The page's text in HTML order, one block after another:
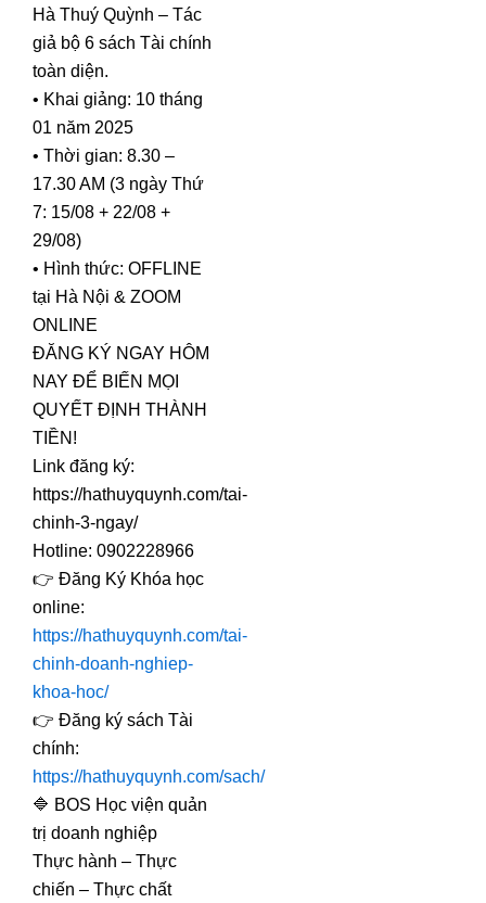
Hà Thuý Quỳnh – Tác
giả bộ 6 sách Tài chính
toàn diện.
• Khai giảng: 10 tháng
01 năm 2025
• Thời gian: 8.30 –
17.30 AM (3 ngày Thứ
7: 15/08 + 22/08 +
29/08)
• Hình thức: OFFLINE
tại Hà Nội & ZOOM
ONLINE
ĐĂNG KÝ NGAY HÔM
NAY ĐỂ BIẾN MỌI
QUYẾT ĐỊNH THÀNH
TIỀN!
Link đăng ký:
https://hathuyquynh.com/tai-
chinh-3-ngay/
Hotline: 0902228966
👉 Đăng Ký Khóa học
online:
https://hathuyquynh.com/tai-
chinh-doanh-nghiep-
khoa-hoc/
👉 Đăng ký sách Tài
chính:
https://hathuyquynh.com/sach/
🔷 BOS Học viện quản
trị doanh nghiệp
Thực hành – Thực
chiến – Thực chất